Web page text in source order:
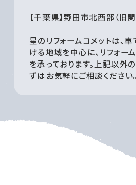
【千葉県】野田市北西部（旧関
星のリフォームコメットは、
ける地域を中心に、リフォー
を承っております。上記以外
ずはお気軽にご相談ください。